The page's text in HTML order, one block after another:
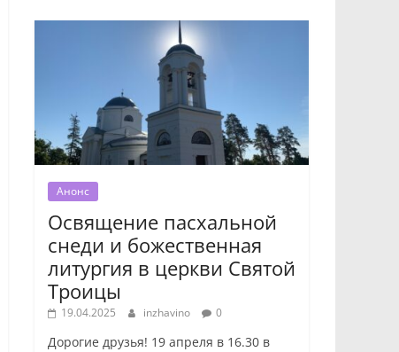
Анонс
Освящение пасхальной
снеди и божественная
литургия в церкви Святой
Троицы
19.04.2025 inzhavino 0
Дорогие друзья! 19 апреля в 16.30 в